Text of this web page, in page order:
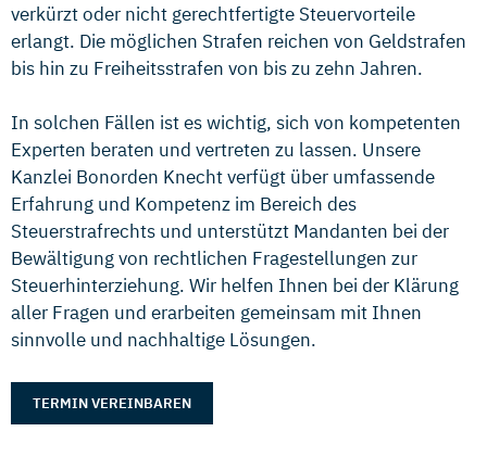
verkürzt oder nicht gerechtfertigte Steuervorteile
erlangt. Die möglichen Strafen reichen von Geldstrafen
bis hin zu Freiheitsstrafen von bis zu zehn Jahren.
In solchen Fällen ist es wichtig, sich von kompetenten
Experten beraten und vertreten zu lassen. Unsere
Kanzlei Bonorden Knecht verfügt über umfassende
Erfahrung und Kompetenz im Bereich des
Steuerstrafrechts und unterstützt Mandanten bei der
Bewältigung von rechtlichen Fragestellungen zur
Steuerhinterziehung. Wir helfen Ihnen bei der Klärung
aller Fragen und erarbeiten gemeinsam mit Ihnen
sinnvolle und nachhaltige Lösungen.
TERMIN VEREINBAREN